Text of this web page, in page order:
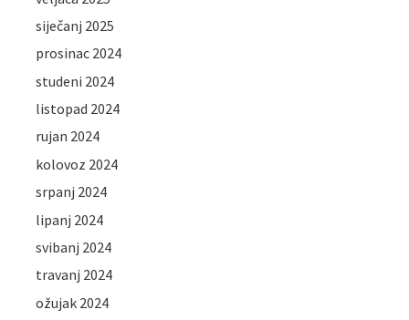
siječanj 2025
prosinac 2024
studeni 2024
listopad 2024
rujan 2024
kolovoz 2024
srpanj 2024
lipanj 2024
svibanj 2024
travanj 2024
ožujak 2024